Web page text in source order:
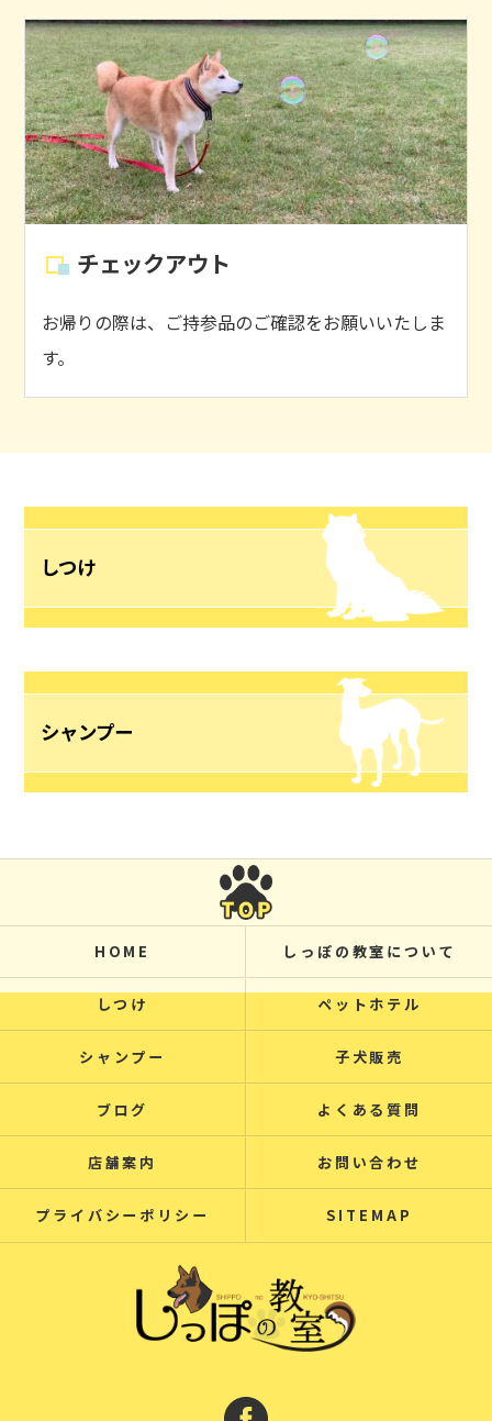
チェックアウト
お帰りの際は、ご持参品のご確認をお願いいたしま
す。
しつけ
シャンプー
HOME しっぽの教室について
しつけ ペットホテル
シャンプー 子犬販売
ブログ よくある質問
店舗案内 お問い合わせ
プライバシーポリシー SITEMAP